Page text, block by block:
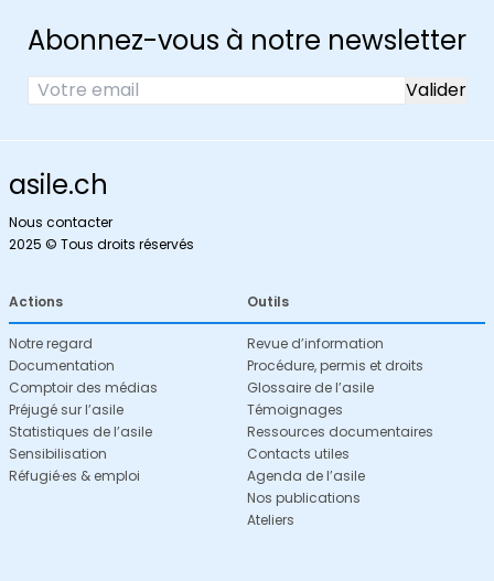
Abonnez-vous à notre newsletter
asile.ch
Nous contacter
2025 © Tous droits réservés
Actions
Notre regard
Documentation
Comptoir des médias
Préjugé sur l’asile
Statistiques de l’asile
Sensibilisation
Réfugié·es & emploi
Outils
Revue d’information
Procédure, permis et droits
Glossaire de l’asile
Témoignages
Ressources documentaires
Contacts utiles
Agenda de l’asile
Nos publications
Ateliers